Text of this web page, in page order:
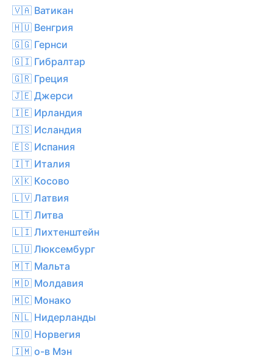
🇻🇦 Ватикан
🇭🇺 Венгрия
🇬🇬 Гернси
🇬🇮 Гибралтар
🇬🇷 Греция
🇯🇪 Джерси
🇮🇪 Ирландия
🇮🇸 Исландия
🇪🇸 Испания
🇮🇹 Италия
🇽🇰 Косово
🇱🇻 Латвия
🇱🇹 Литва
🇱🇮 Лихтенштейн
🇱🇺 Люксембург
🇲🇹 Мальта
🇲🇩 Молдавия
🇲🇨 Монако
🇳🇱 Нидерланды
🇳🇴 Норвегия
🇮🇲 о-в Мэн